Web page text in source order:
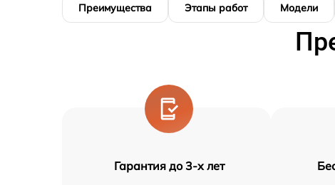
Преимущества Этапы работ Модели
Гарантия до 3-х лет